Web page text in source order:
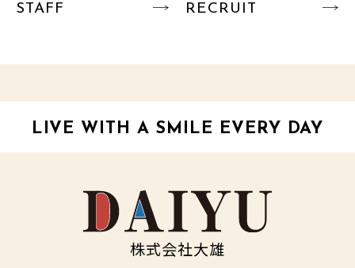
STAFF
RECRUIT
LIVE WITH A SMILE EVERY DAY
株式会社大雄